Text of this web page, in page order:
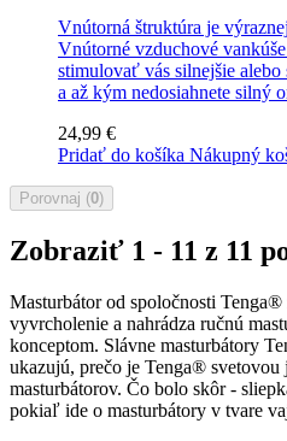
Vnútorná štruktúra je
Vnútorné vzduchové
stimulovať vás silnejšie
a až kým nedosiahnete silný
24,99 €
Pridať do košíka Nákupný
Porovnaj (0)
Zobraziť 1 - 11 z 11
Masturbátor od spoločnosti
vyvrcholenie a nahrádza ručnú
konceptom. Slávne masturbátory
ukazujú, prečo je Tenga®
masturbátorov. Čo bolo skôr -
pokiaľ ide o masturbátory v tvare